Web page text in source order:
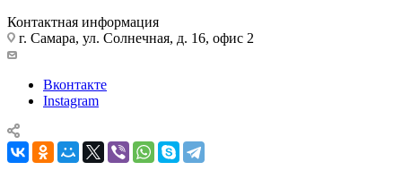
Контактная информация
г. Самара, ул. Солнечная, д. 16, офис 2
Вконтакте
Instagram